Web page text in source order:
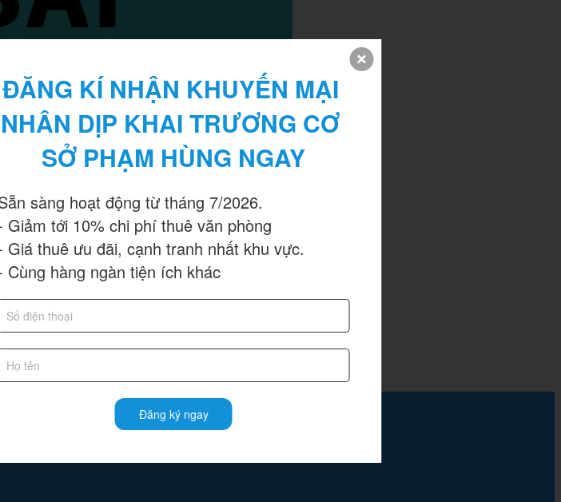
toán nộp thuế môn bài được quy định
ĐĂNG KÍ NHẬN KHUYẾN MẠI
NHÂN DỊP KHAI TRƯƠNG CƠ
SỞ PHẠM HÙNG NGAY
sàng hoạt động từ tháng 7/2026.
Giảm tới 10% chi phí thuê văn phòng
Giá thuê ưu đãi, cạnh tranh nhất khu vực.
Cùng hàng ngàn tiện ích khác
Đăng ký ngay